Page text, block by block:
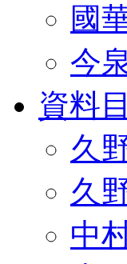
國
今
資料
久
久
中